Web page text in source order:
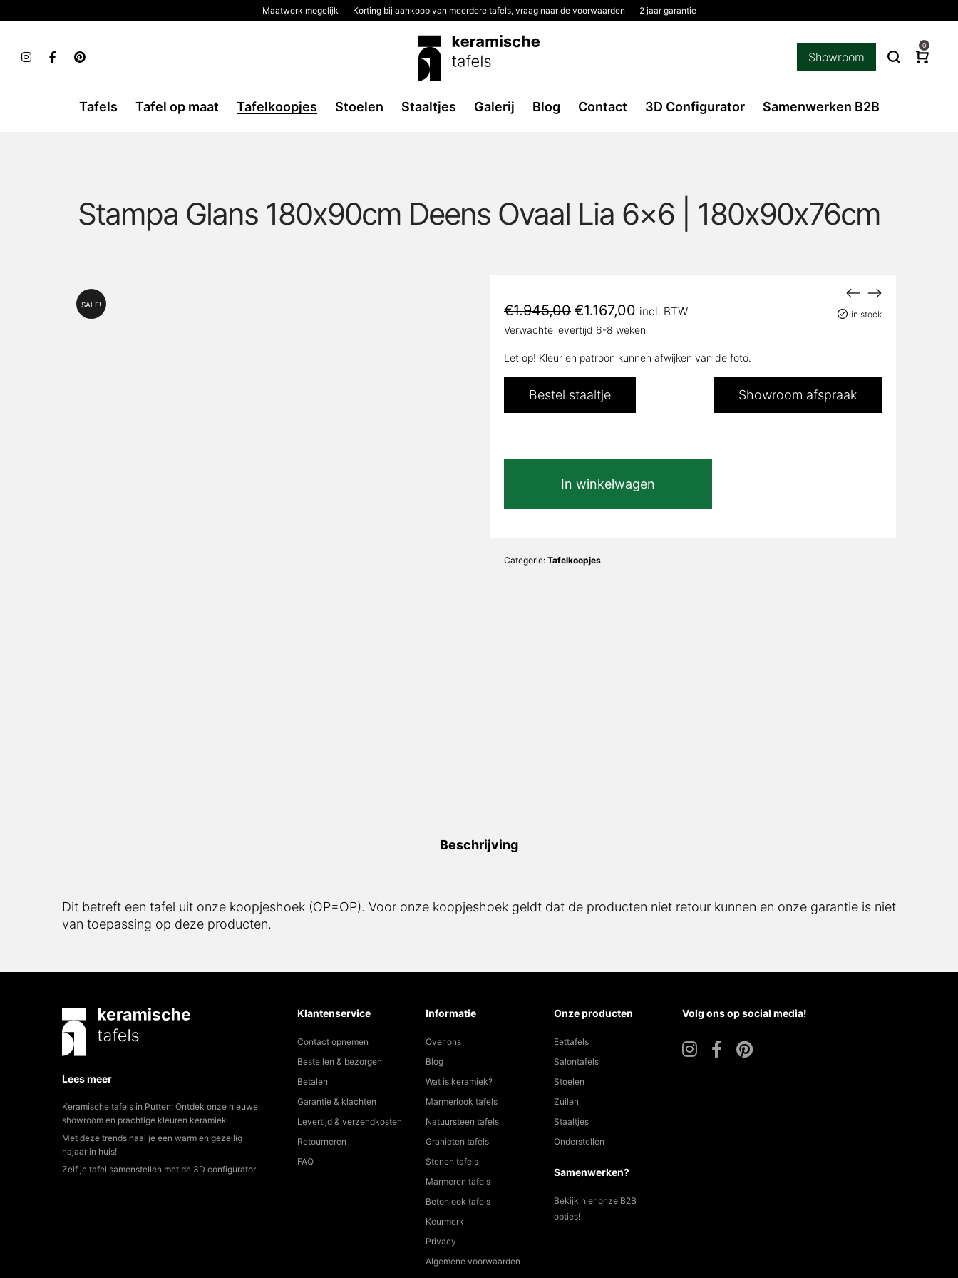
Maatwerk mogelijk Korting bij aankoop van meerdere tafels, vraag naar de voorwaarden 2 jaar garantie
Showroom
0
Tafels Tafel op maat Tafelkoopjes Stoelen Staaltjes Galerij Blog Contact 3D Configurator Samenwerken B2B
Stampa Glans 180x90cm Deens Ovaal Lia 6×6 | 180x90x76cm
SALE!
in stock
€1.945,00 Oorspronkelijke
prijs
was:
€1.167,00 Huidige
prijs
is:
incl. BTW
Verwachte levertijd 6-8 weken
Let op! Kleur en patroon kunnen afwijken van de foto.
Bestel staaltje Showroom afspraak
In winkelwagen
Categorie: Tafelkoopjes
Beschrijving
Dit betreft een tafel uit onze koopjeshoek (OP=OP). Voor onze koopjeshoek geldt dat de producten niet retour kunnen en onze garantie is niet
van toepassing op deze producten.
Lees meer
Keramische tafels in Putten: Ontdek onze nieuwe
showroom en prachtige kleuren keramiek
Met deze trends haal je een warm en gezellig
najaar in huis!
Zelf je tafel samenstellen met de 3D configurator
Klantenservice
Contact opnemen
Bestellen & bezorgen
Betalen
Garantie & klachten
Levertijd & verzendkosten
Retourneren
FAQ
Informatie
Over ons
Blog
Wat is keramiek?
Marmerlook tafels
Natuursteen tafels
Granieten tafels
Stenen tafels
Marmeren tafels
Betonlook tafels
Keurmerk
Privacy
Algemene voorwaarden
Onze producten
Eettafels
Salontafels
Stoelen
Zuilen
Staaltjes
Onderstellen
Samenwerken?
Bekijk hier onze B2B
opties!
Volg ons op social media!